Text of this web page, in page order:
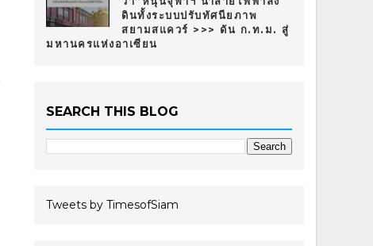
ดินทั้งระบบปรับทัศนียภาพ
สยามสแควร์ >>> ดัน ก.ท.ม. สู่
มหานครแห่งอาเซียน
SEARCH THIS BLOG
Tweets by TimesofSiam